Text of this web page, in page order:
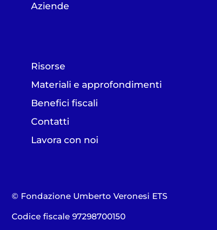
Aziende
Risorse
Materiali e approfondimenti
Benefici fiscali
Contatti
Lavora con noi
© Fondazione Umberto Veronesi ETS
Codice fiscale 97298700150